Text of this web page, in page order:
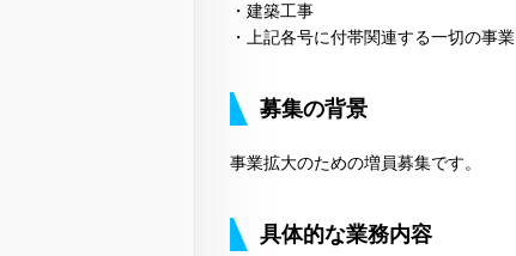
・建築工事
・上記各号に付帯関連する一切の事業
募集の背景
事業拡大のための増員募集です。
具体的な業務内容